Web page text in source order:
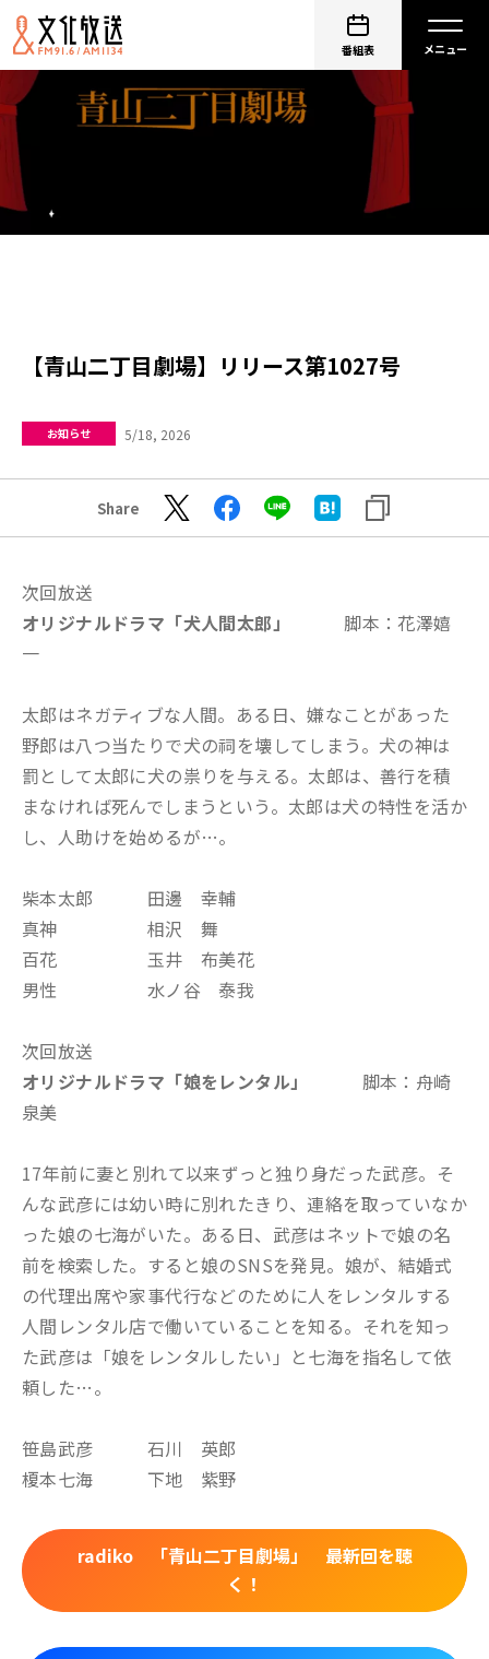
番組表
【青山二丁目劇場】リリース第1027号
お知らせ 5/18, 2026
Share
次回放送
オリジナルドラマ「犬人間太郎」
脚本：花澤嬉
一
太郎はネガティブな人間。ある日、嫌なことがあった
野郎は八つ当たりで犬の祠を壊してしまう。犬の神は
罰として太郎に犬の祟りを与える。太郎は、善行を積
まなければ死んでしまうという。太郎は犬の特性を活か
し、人助けを始めるが…。
柴本太郎 田邊 幸輔
真神 相沢 舞
百花 玉井 布美花
男性 水ノ谷 泰我
次回放送
オリジナルドラマ「娘をレンタル」
脚本：舟崎
泉美
17年前に妻と別れて以来ずっと独り身だった武彦。そ
んな武彦には幼い時に別れたきり、連絡を取っていなか
った娘の七海がいた。ある日、武彦はネットで娘の名
前を検索した。すると娘のSNSを発見。娘が、結婚式
の代理出席や家事代行などのために人をレンタルする
人間レンタル店で働いていることを知る。それを知っ
た武彦は「娘をレンタルしたい」と七海を指名して依
頼した…。
笹島武彦 石川 英郎
榎本七海 下地 紫野
radiko 「青山二丁目劇場」 最新回を聴
く！